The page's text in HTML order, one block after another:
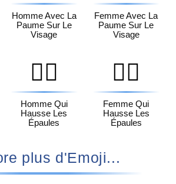
Homme Avec La
Paume Sur Le
Visage
Femme Avec La
Paume Sur Le
Visage
🤷‍♂️
Homme Qui
Hausse Les
Épaules
🤷‍♀️
Femme Qui
Hausse Les
Épaules
plus d'Emoji...